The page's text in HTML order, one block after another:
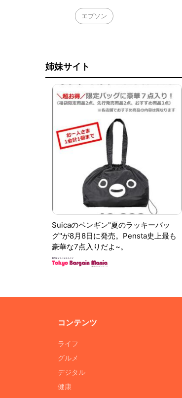
エプソン
姉妹サイト
Suicaのペンギン"夏のラッキーバッ
グ"が8月8日に発売。Pensta史上最も
豪華な7点入りだよ~。
コンテンツ
ライフ
グルメ
デジタル
健康